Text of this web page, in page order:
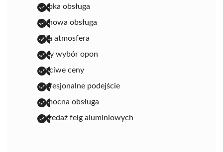
szybka obsługa
fachowa obsługa
miła atmosfera
duży wybór opon
uczciwe ceny
profesjonalne podejście
pomocna obsługa
sprzedaż felg aluminiowych